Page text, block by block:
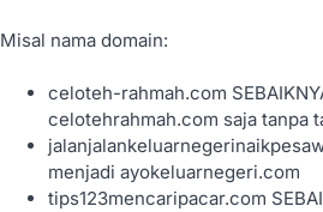
Misal nama domain:
celoteh-rahmah.com
celotehrahmah.com saja tanpa
menjadi ayokeluarnegeri.com
tips123mencaripacar.com